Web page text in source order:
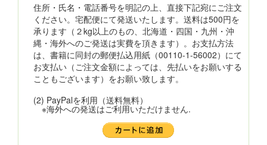
住所・氏名・電話番号を明記の上、直接下記宛にご注文
ください。宅配便にて発送いたします。送料は500円を
承ります（２kg以上のもの、北海道・四国・九州・沖
縄・海外へのご発送は実費を頂きます）。お支払方法
は、書籍に同封の郵便払込用紙（00110-1-56002）にて
お支払い（ご注文金額によっては、先払いをお願いする
こともございます）をお願い致します。
(2) PayPalを利用（送料無料）
※海外への発送はご利用いただけません.